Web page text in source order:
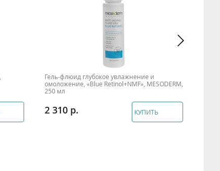
Гель-флюид глубокое увлажнение и
омоложение, «Blue Retinol+NMF», MESODERM,
250 мл
2 310 КУПИТЬ